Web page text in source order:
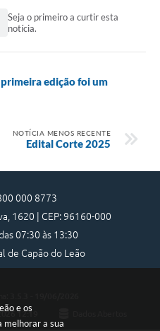
e os
melhorar a sua
Seja o primeiro a curtir esta
notícia.
edição foi um
NOTÍCIA MENOS RECENTE
Edital Corte 2025
000 8773
1620 | CEP: 96160-000
07:30 às 13:30
de Capão do Leão
12:19